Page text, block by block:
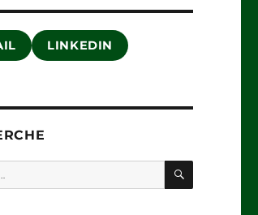
LINKEDIN
SEARCH